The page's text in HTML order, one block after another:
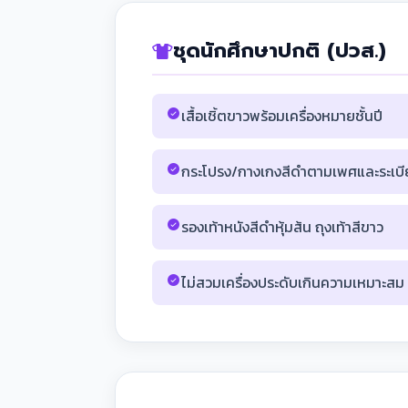
ชุดนักศึกษาปกติ (ปวส.)
เสื้อเชิ้ตขาวพร้อมเครื่องหมายชั้นปี
กระโปรง/กางเกงสีดำตามเพศและระเ
รองเท้าหนังสีดำหุ้มส้น ถุงเท้าสีขาว
ไม่สวมเครื่องประดับเกินความเหมาะสม